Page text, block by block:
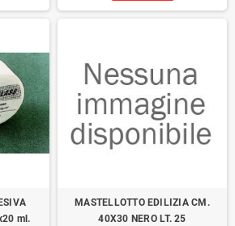
ml.
MASTELLOTTO EDILIZIA CM.
40X30 NERO LT. 25